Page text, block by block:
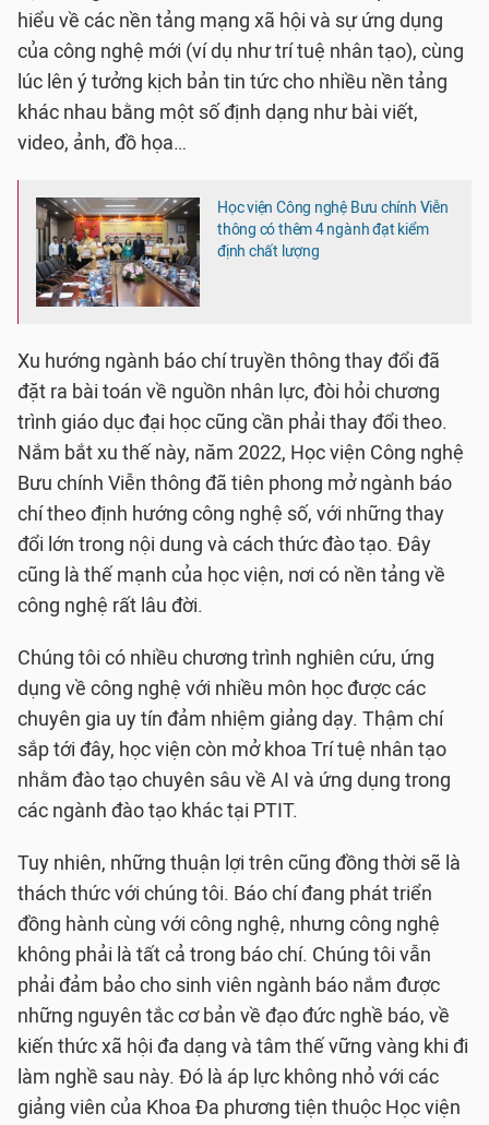
hiểu về các nền tảng mạng xã hội và sự ứng dụng
của công nghệ mới (ví dụ như trí tuệ nhân tạo), cùng
lúc lên ý tưởng kịch bản tin tức cho nhiều nền tảng
khác nhau bằng một số định dạng như bài viết,
video, ảnh, đồ họa…
Học viện Công nghệ Bưu chính Viễn
thông có thêm 4 ngành đạt kiểm
định chất lượng
Xu hướng ngành báo chí truyền thông thay đổi đã
đặt ra bài toán về nguồn nhân lực, đòi hỏi chương
trình giáo dục đại học cũng cần phải thay đổi theo.
Nắm bắt xu thế này, năm 2022, Học viện Công nghệ
Bưu chính Viễn thông đã tiên phong mở ngành báo
chí theo định hướng công nghệ số, với những thay
đổi lớn trong nội dung và cách thức đào tạo. Đây
cũng là thế mạnh của học viện, nơi có nền tảng về
công nghệ rất lâu đời.
Chúng tôi có nhiều chương trình nghiên cứu, ứng
dụng về công nghệ với nhiều môn học được các
chuyên gia uy tín đảm nhiệm giảng dạy. Thậm chí
sắp tới đây, học viện còn mở khoa Trí tuệ nhân tạo
nhằm đào tạo chuyên sâu về AI và ứng dụng trong
các ngành đào tạo khác tại PTIT.
Tuy nhiên, những thuận lợi trên cũng đồng thời sẽ là
thách thức với chúng tôi. Báo chí đang phát triển
đồng hành cùng với công nghệ, nhưng công nghệ
không phải là tất cả trong báo chí. Chúng tôi vẫn
phải đảm bảo cho sinh viên ngành báo nắm được
những nguyên tắc cơ bản về đạo đức nghề báo, về
kiến thức xã hội đa dạng và tâm thế vững vàng khi đi
làm nghề sau này. Đó là áp lực không nhỏ với các
giảng viên của Khoa Đa phương tiện thuộc Học viện